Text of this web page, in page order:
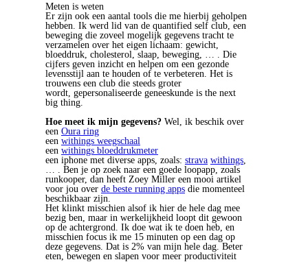
Meten is weten
Er zijn ook een aantal tools die me hierbij geholpen
hebben. Ik werd lid van de quantified self club, een
beweging die zoveel mogelijk gegevens tracht te
verzamelen over het eigen lichaam: gewicht,
bloeddruk, cholesterol, slaap, beweging, … . Die
cijfers geven inzicht en helpen om een gezonde
levensstijl aan te houden of te verbeteren. Het is
trouwens een club die steeds groter
wordt, gepersonaliseerde geneeskunde is the next
big thing.
Hoe meet ik mijn gegevens? Wel, ik beschik over
een Oura ring
een withings weegschaal
een withings bloeddrukmeter
een iphone met diverse apps, zoals: strava withings
… . Ben je op zoek naar een goede loopapp, zoals
runkooper, dan heeft Zoey Miller een mooi artikel
voor jou over de beste running apps die momenteel
beschikbaar zijn.
Het klinkt misschien alsof ik hier de hele dag mee
bezig ben, maar in werkelijkheid loopt dit gewoon
op de achtergrond. Ik doe wat ik te doen heb, en
misschien focus ik me 15 minuten op een dag op
deze gegevens. Dat is 2% van mijn hele dag. Beter
eten, bewegen en slapen voor meer productiviteit